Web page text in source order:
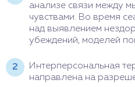
анализе связи между
чувствами. Во время
над выявлением
убеждений, моделей
Интерперсональная
направлена на